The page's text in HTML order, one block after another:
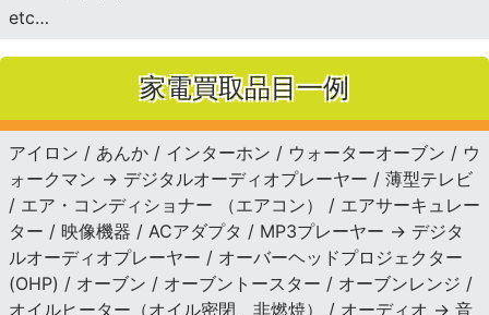
etc…
家電買取品目一例
アイロン / あんか / インターホン / ウォーターオーブン / ウ
ォークマン → デジタルオーディオプレーヤー / 薄型テレビ
/ エア・コンディショナー （エアコン） / エアサーキュレー
ター / 映像機器 / ACアダプタ / MP3プレーヤー → デジタ
ルオーディオプレーヤー / オーバーヘッドプロジェクター
(OHP) / オーブン / オーブントースター / オーブンレンジ /
オイルヒーター（オイル密閉、非燃焼） / オーディオ → 音